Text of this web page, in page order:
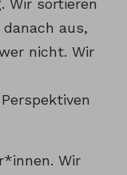
Wir sortieren
aus,
nicht. Wir
Wir